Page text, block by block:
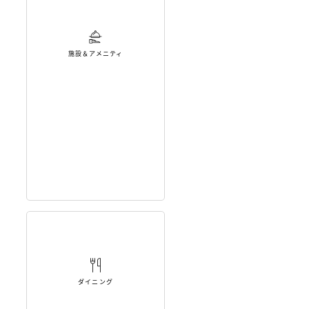
施設＆アメニティ
ダイニング